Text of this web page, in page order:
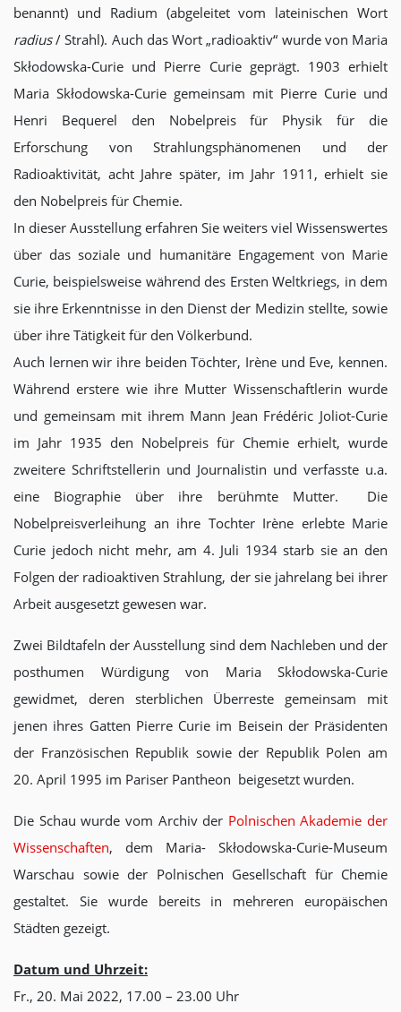
benannt) und Radium (abgeleitet vom lateinischen Wort
radius/ Strahl). Auch das Wort „radioaktiv“ wurde von Maria
Skłodowska-Curie und Pierre Curie geprägt. 1903 erhielt
Maria Skłodowska-Curie gemeinsam mit Pierre Curie und
Henri Bequerel den Nobelpreis für Physik für die
Erforschung von Strahlungsphänomenen und der
Radioaktivität, acht Jahre später, im Jahr 1911, erhielt sie
den Nobelpreis für Chemie.
In dieser Ausstellung erfahren Sie weiters viel Wissenswertes
über das soziale und humanitäre Engagement von Marie
Curie, beispielsweise während des Ersten Weltkriegs, in dem
sie ihre Erkenntnisse in den Dienst der Medizin stellte, sowie
über ihre Tätigkeit für den Völkerbund.
Auch lernen wir ihre beiden Töchter, Irène und Eve, kennen.
Während erstere wie ihre Mutter Wissenschaftlerin wurde
und gemeinsam mit ihrem Mann Jean Frédéric Joliot-Curie
im Jahr 1935 den Nobelpreis für Chemie erhielt, wurde
zweitere Schriftstellerin und Journalistin und verfasste u.a.
eine Biographie über ihre berühmte Mutter. Die
Nobelpreisverleihung an ihre Tochter Irène erlebte Marie
Curie jedoch nicht mehr, am 4. Juli 1934 starb sie an den
Folgen der radioaktiven Strahlung, der sie jahrelang bei ihrer
Arbeit ausgesetzt gewesen war.
Zwei Bildtafeln der Ausstellung sind dem Nachleben und der
posthumen Würdigung von Maria Skłodowska-Curie
gewidmet, deren sterblichen Überreste gemeinsam mit
jenen ihres Gatten Pierre Curie im Beisein der Präsidenten
der Französischen Republik sowie der Republik Polen am
20. April 1995 im Pariser Pantheon beigesetzt wurden.
Die Schau wurde vom Archiv der Polnischen Akademie der
Wissenschaften, dem Maria- Skłodowska-Curie-Museum
Warschau sowie der Polnischen Gesellschaft für Chemie
gestaltet. Sie wurde bereits in mehreren europäischen
Städten gezeigt.
Datum und Uhrzeit:
Fr., 20. Mai 2022, 17.00 – 23.00 Uhr